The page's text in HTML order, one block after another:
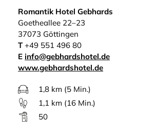
Romantik Hotel Gebhards
Goetheallee 22–23
37073 Göttingen
T+49 551 496 80
E info@gebhardshotel.de
www.gebhardshotel.de
1,8 km (5 Min.)
1,1 km (16 Min.)
50